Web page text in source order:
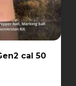
cal 50